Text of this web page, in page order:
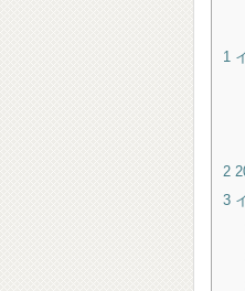
1
2
3